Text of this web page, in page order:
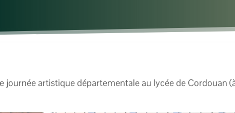
artistique départementale au lycée de Cordouan